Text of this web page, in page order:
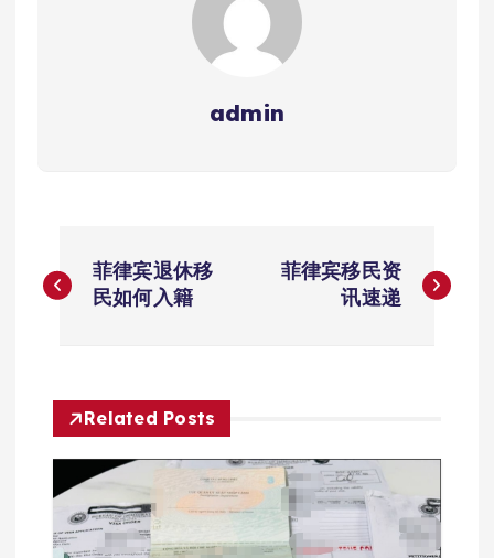
admin
章
航
菲律宾退休移
民如何入籍
菲律宾移民资
讯速递
Related Posts